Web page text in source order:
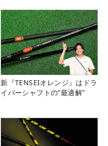
新『TENSEIオレンジ』はドラ
イバーシャフトの“最適解”